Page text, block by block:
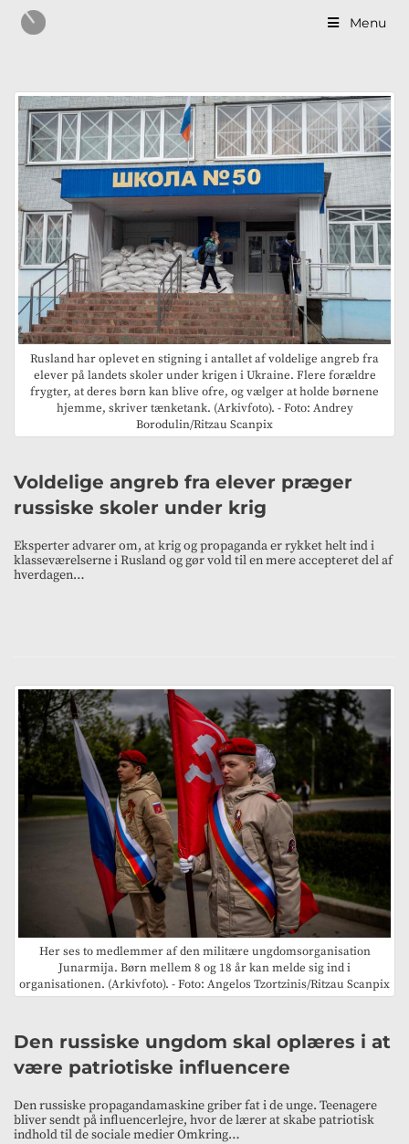
Menu
Rusland har oplevet en stigning i antallet af voldelige angreb fra
elever på landets skoler under krigen i Ukraine. Flere forældre
frygter, at deres børn kan blive ofre, og vælger at holde børnene
hjemme, skriver tænketank. (Arkivfoto). - Foto: Andrey
Borodulin/Ritzau Scanpix
Voldelige angreb fra elever præger
russiske skoler under krig
Eksperter advarer om, at krig og propaganda er rykket helt ind i
klasseværelserne i Rusland og gør vold til en mere accepteret del af
hverdagen…
Her ses to medlemmer af den militære ungdomsorganisation
Junarmija. Børn mellem 8 og 18 år kan melde sig ind i
organisationen. (Arkivfoto). - Foto: Angelos Tzortzinis/Ritzau Scanpix
Den russiske ungdom skal oplæres i at
være patriotiske influencere
Den russiske propagandamaskine griber fat i de unge. Teenagere
bliver sendt på influencerlejre, hvor de lærer at skabe patriotisk
indhold til de sociale medier Omkring…